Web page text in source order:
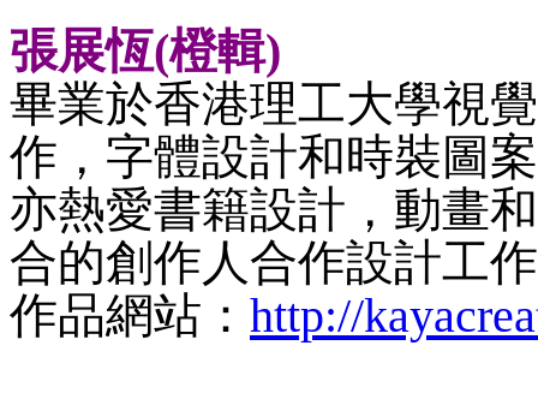
張展恆(橙輯)
畢業於香港理工大學視
作，字體設計和時裝圖
亦熱愛書籍設計，動畫
合的創作人合作設計工
作品網站： http://